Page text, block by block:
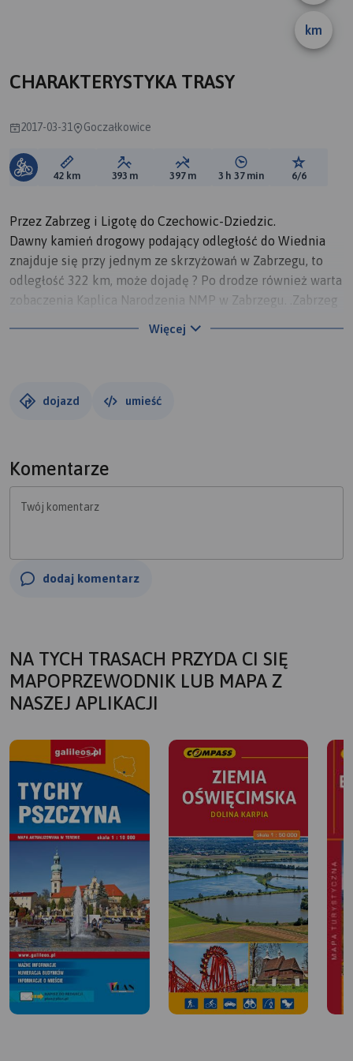
km
CHARAKTERYSTYKA TRASY
2017-03-31 Goczałkowice
Długość trasy:
42 km Suma przewyższeń:
393 m Suma spadków:
397 m Średni czas potrzebny
3 h 37 min Ocena
6/6
Przez Zabrzeg i Ligotę do Czechowic-Dziedzic.
Dawny kamień drogowy podający odległość do Wiednia
znajduje się przy jednym ze skrzyżowań w Zabrzegu, to
odległość 322 km, może dojadę ? Po drodze również warta
zobaczenia Kaplica Narodzenia NMP w Zabrzegu. .Zabrzeg
Ligota i inne wsie Państwa Bielskiego przeszły wiele
Księstwa.Jest sołectwem miejsko-wiejskiej Gminy
granicę państwową między ziemiami Korony św. Wacława,
rozbiorze Polski stała się wewnętrzną granicą monarchii
Podobnie rzeka Wisła, w latach 1742-1918, była prusko -
austriacką granicą państwową. Po pierwszej wojnie
Więcej
dojazd umieść
Komentarze
Twój komentarz
dodaj komentarz
NA TYCH TRASACH PRZYDA CI SIĘ
MAPOPRZEWODNIK LUB MAPA Z
NASZEJ APLIKACJI